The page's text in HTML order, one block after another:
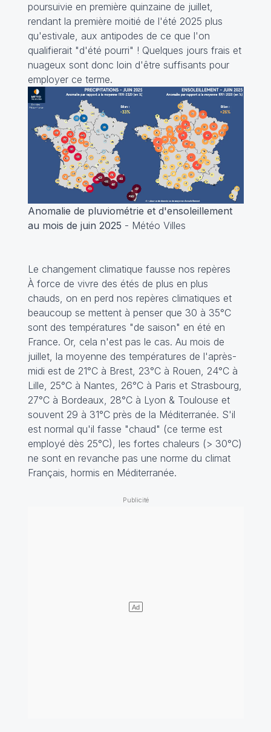
poursuivie en première quinzaine de juillet,
rendant la première moitié de l'été 2025 plus
qu'estivale, aux antipodes de ce que l'on
qualifierait "d'été pourri" ! Quelques jours frais et
nuageux sont donc loin d'être suffisants pour
employer ce terme.
Anomalie de pluviométrie et d'ensoleillement
au mois de juin 2025 - Météo Villes
Le changement climatique fausse nos repères
À force de vivre des étés de plus en plus
chauds, on en perd nos repères climatiques et
beaucoup se mettent à penser que 30 à 35°C
sont des températures "de saison" en été en
France. Or, cela n'est pas le cas. Au mois de
juillet, la moyenne des températures de l'après-
midi est de 21°C à Brest, 23°C à Rouen, 24°C à
Lille, 25°C à Nantes, 26°C à Paris et Strasbourg,
27°C à Bordeaux, 28°C à Lyon & Toulouse et
souvent 29 à 31°C près de la Méditerranée. S'il
est normal qu'il fasse "chaud" (ce terme est
employé dès 25°C), les fortes chaleurs (> 30°C)
ne sont en revanche pas une norme du climat
Français, hormis en Méditerranée.